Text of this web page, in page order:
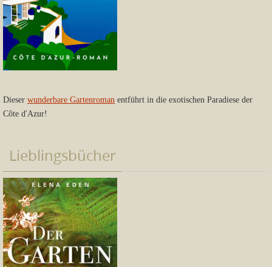
Dieser wunderbare Gartenroman entführt in die exotischen Paradiese der
Côte d'Azur!
Lieblingsbücher